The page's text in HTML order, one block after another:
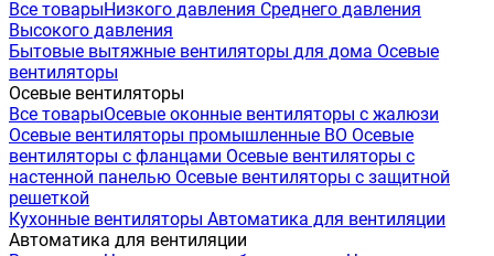
Все товарыНизкого давления Среднего давления
Высокого давления
Бытовые вытяжные вентиляторы для дома Осевые
вентиляторы
Осевые вентиляторы
Все товарыОсевые оконные вентиляторы с жалюзи
Осевые вентиляторы промышленные ВО Осевые
вентиляторы с фланцами Осевые вентиляторы с
настенной панелью Осевые вентиляторы с защитной
решеткой
Кухонные вентиляторы Автоматика для вентиляции
Автоматика для вентиляции